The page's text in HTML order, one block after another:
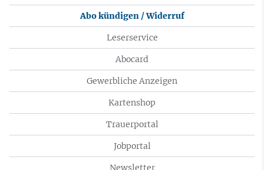
Abo kündigen / Widerruf
Leserservice
Abocard
Gewerbliche Anzeigen
Kartenshop
Trauerportal
Jobportal
Newsletter